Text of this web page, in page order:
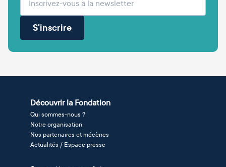
S'inscrire
Découvrir la Fondation
Qui sommes-nous ?
Notre organisation
Nos partenaires et mécènes
Actualités / Espace presse